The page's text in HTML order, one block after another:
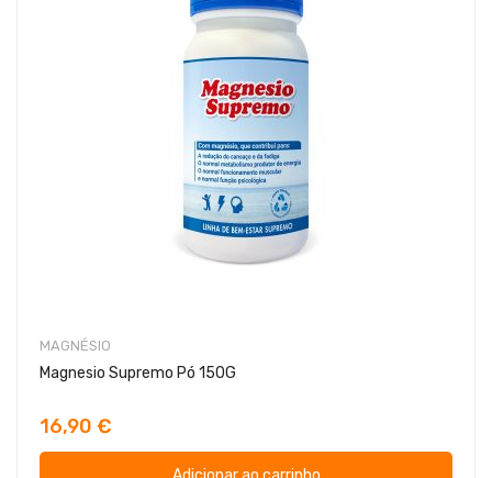
MAGNÉSIO
Magnesio Supremo Pó 150G
16,90 €